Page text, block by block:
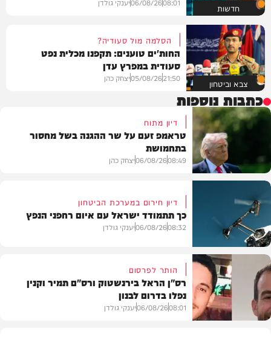
חדשות
צבא וביטחון
הסלמה מול סעודיה?
החות'ים טוענים: תקפנו מכלית נפט
סעודית במפרץ עדן
21:50
05/08/26יצחק כהן
כתבות נוספות
חדשות
דיון מתוח
טראמפ זעם על שר ההגנה בשל מחסור
בתחמושת
08:49
06/08/26יצחק כהן
חדשות
דיון חירום במערכת הביטחון
כך תתמודד ישראל עם איום רחפני הנפץ
08:32
06/08/26יענקי גולדן
הותר לפרסום
רס"ן הראל בירנשטוק ורס"ם תמיר וקנין
נפלו בדרום לבנון
08:01
06/08/26יענקי גולדן